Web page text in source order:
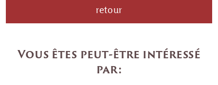
retour
Vous êtes peut-être intéressé
par: